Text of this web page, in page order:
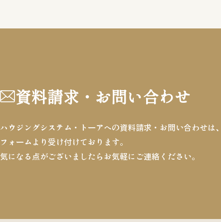
資料請求・お問い合わせ
ハウジングシステム・トーアへの資料請求・お問い合わせは、
フォームより受け付けております。
気になる点がございましたらお気軽にご連絡ください。